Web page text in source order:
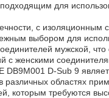
для
с
выбором для
мужской, что
с женскими
D-Sub 9
различных областях
которым требуются